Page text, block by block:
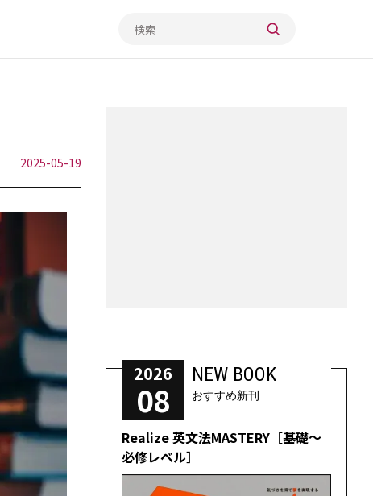
2025-05-19
2026
08
NEW BOOK
おすすめ新刊
Realize 英文法MASTERY［基礎～
必修レベル］